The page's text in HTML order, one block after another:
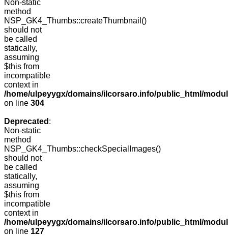
Non-static
method
NSP_GK4_Thumbs::createThumbnail()
should not
be called
statically,
assuming
$this from
incompatible
context in
/home/ulpeyygx/domains/ilcorsaro.info/public_html/
on line 304
Deprecated :
Non-static
method
NSP_GK4_Thumbs::checkSpecialImages()
should not
be called
statically,
assuming
$this from
incompatible
context in
/home/ulpeyygx/domains/ilcorsaro.info/public_html/
on line 127